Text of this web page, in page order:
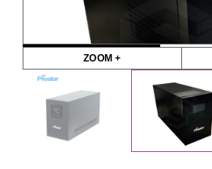
ZOOM +